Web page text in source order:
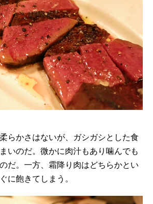
らかさはないが、ガシガシとした食
いのだ。微かに肉汁もあり噛んでも
だ。一方、霜降り肉はどちらかとい
に飽きてしまう。